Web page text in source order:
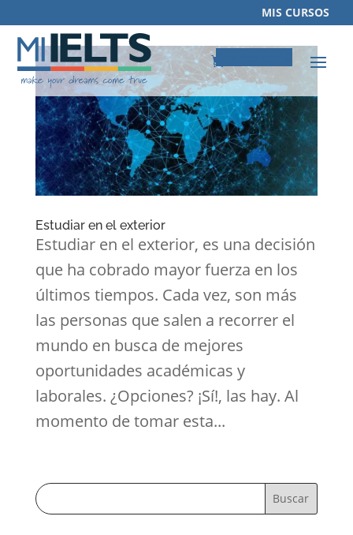
MIS CURSOS
Elementos 0
Estudiar en el exterior
Estudiar en el exterior, es una decisión
que ha cobrado mayor fuerza en los
últimos tiempos. Cada vez, son más
las personas que salen a recorrer el
mundo en busca de mejores
oportunidades académicas y
laborales. ¿Opciones? ¡Sí!, las hay. Al
momento de tomar esta...
Buscar